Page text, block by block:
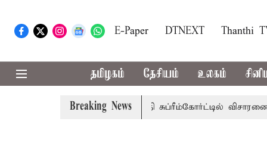
E-Paper DTNEXT Thanthi
தமிழகம் தேசியம் உலகம்
Breaking News
வழக்கு; வரும் 14ம்தேதி சுப்ரீம்கோர்ட்டில் விசாரணை